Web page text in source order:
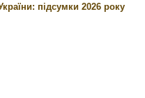
підсумки 2026 року